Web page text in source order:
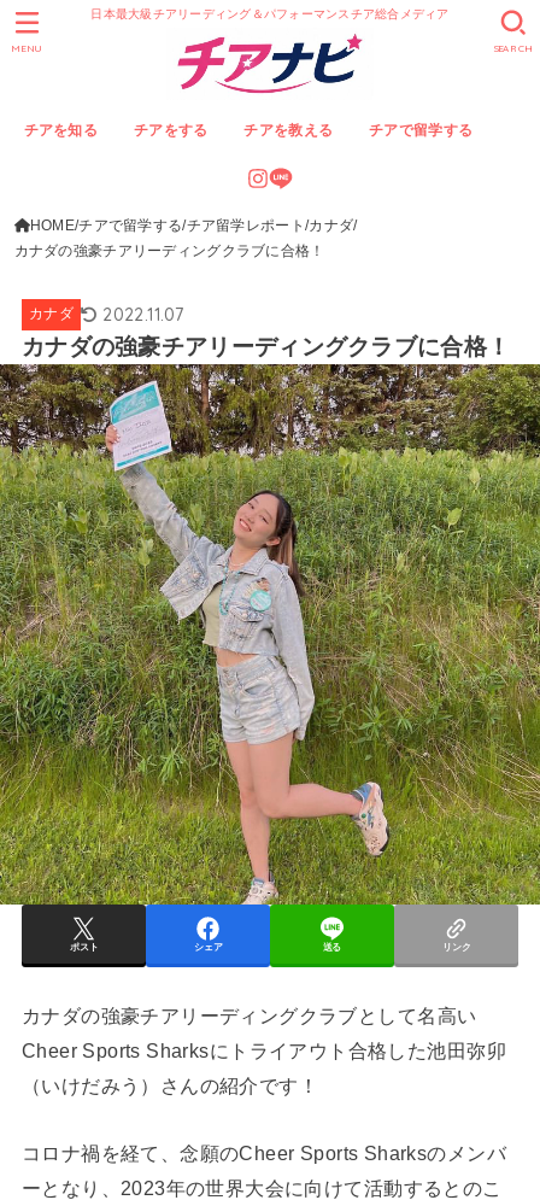
日本最大級チアリーディング＆パフォーマンスチア総合メディア
チアを知る チアをする チアを教える チアで留学する
SEARCH
MENU
HOME チアで留学する チア留学レポート カナダ
カナダの強豪チアリーディングクラブに合格！
カナダ 2022.11.07
カナダの強豪チアリーディングクラブに合格！
ポスト シェア 送る リンク
カナダの強豪チアリーディングクラブとして名高い
Cheer Sports Sharksにトライアウト合格した池田弥卯
（いけだみう）さんの紹介です！
コロナ禍を経て、念願のCheer Sports Sharksのメンバ
ーとなり、2023年の世界大会に向けて活動するとのこ